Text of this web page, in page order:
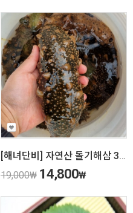
[해녀단비] 자연산 돌기해삼 300g
19,000₩ 14,800₩